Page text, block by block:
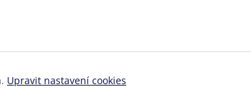
Upravit nastavení cookies